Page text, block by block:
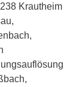
Krautheim